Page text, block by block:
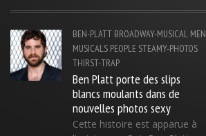
BEN-PLATT BROADWAY-MUSICAL MEN
MUSICALS PEOPLE STEAMY-PHOTOS
THIRST-TRAP
Ben Platt porte des slips
blancs moulants dans de
nouvelles photos sexy
Cette histoire est apparue à